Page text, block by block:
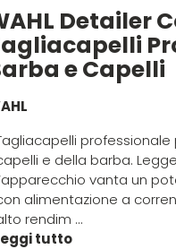
Detailer
e Capelli
e della barba.
vanta un
alimentazione a
rendim ...
tutto